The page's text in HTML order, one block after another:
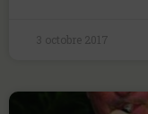
3 octobre 2017